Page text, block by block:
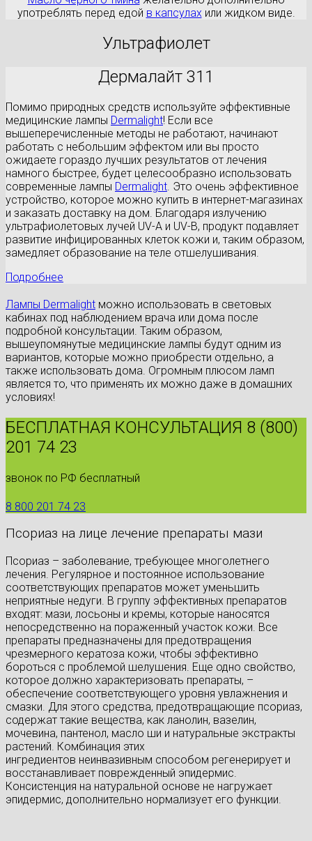
употреблять перед едой в капсулахили жидком виде.
Ультрафиолет
Дермалайт 311
Помимо природных средств используйте эффективные
медицинские лампы Dermalight! Если все
вышеперечисленные методы не работают, начинают
работать с небольшим эффектом или вы просто
ожидаете гораздо лучших результатов от лечения
намного быстрее, будет целесообразно использовать
современные лампы Dermalight. Это очень эффективное
устройство, которое можно купить в интернет-магазинах
и заказать доставку на дом. Благодаря излучению
ультрафиолетовых лучей UV-A и UV-B, продукт подавляет
развитие инфицированных клеток кожи и, таким образом,
замедляет образование на теле отшелушивания.
Подробнее
Лампы Dermalight можно использовать в световых
кабинах под наблюдением врача или дома после
подробной консультации. Таким образом,
вышеупомянутые медицинские лампы будут одним из
вариантов, которые можно приобрести отдельно, а
также использовать дома. Огромным плюсом ламп
является то, что применять их можно даже в домашних
условиях!
БЕСПЛАТНАЯ КОНСУЛЬТАЦИЯ 8 (800)
201 74 23
звонок по РФ бесплатный
8 800 201 74 23
Псориаз на лице лечение препараты мази
Псориаз – заболевание, требующее многолетнего
лечения. Регулярное и постоянное использование
соответствующих препаратов может уменьшить
неприятные недуги. В группу эффективных препаратов
входят: мази, лосьоны и кремы, которые наносятся
непосредственно на пораженный участок кожи. Все
препараты предназначены для предотвращения
чрезмерного кератоза кожи, чтобы эффективно
бороться с проблемой шелушения. Еще одно свойство,
которое должно характеризовать препараты, –
обеспечение соответствующего уровня увлажнения и
смазки. Для этого средства, предотвращающие псориаз,
содержат такие вещества, как ланолин, вазелин,
мочевина, пантенол, масло ши и натуральные экстракты
растений. Комбинация этих
ингредиентов неинвазивным способом регенерирует и
восстанавливает поврежденный эпидермис.
Консистенция на натуральной основе не нагружает
эпидермис, дополнительно нормализует его функции.